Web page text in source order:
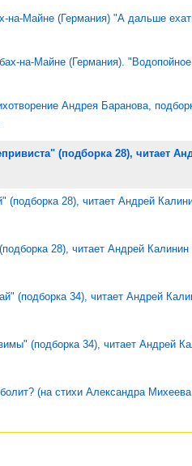
на-Майне (Германия) "А дальше
на-Майне (Германия). "Водопойное
Андрея Баранова,
(подборка 28), читает
(подборка 28), читает Андрей
28), читает Андрей Калинин
(подборка 34), читает Андрей
(подборка 34), читает Андрей
(на стихи Александра